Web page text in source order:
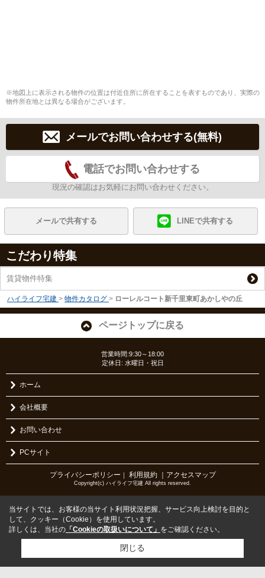
※地図上に表示される物件の位置は付近住所に所在することを表すものであり、実際の
物件所在地とは異なる場合がございます。
メールでお問い合わせする(無料)
電話でお問い合わせする
現況の確認はお気軽にお問い合わせください。
メールで共有する LINEで共有する
こだわり特集
賃貸物件特集
ハイライフ宅建 > 物件カタログ > ローレルコート新千里東町あかしやの丘
ページトップに戻る
営業時間:9:30～18:00
定休日: 水曜日・祝日
ホーム
会社概要
お問い合わせ
PCサイト
プライバシーポリシー 利用規約 ｜アクセスマップ
Copyright(c) ハイライフ宅建 All rights reserved.
当サイトでは、お客様の当サイト利用状況把握、サービス向上検討を目的と
して、クッキー（Cookie）を使用しています。
詳しくは、当社の 「Cookieの取扱いについて」 をご確認ください。
閉じる